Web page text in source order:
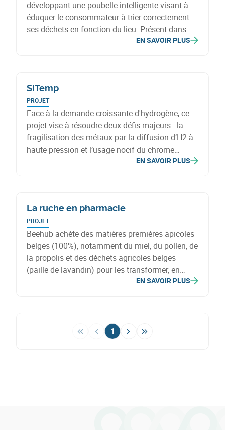
développant une poubelle intelligente visant à
éduquer le consommateur à trier correctement
ses déchets en fonction du lieu. Présent dans
plusieurs secteurs, Neurogreen répond à une
production.
EN SAVOIR PLUS
SiTemp
PROJET
Face à la demande croissante d'hydrogène, ce
projet vise à résoudre deux défis majeurs : la
fragilisation des métaux par la diffusion d’H2 à
haute pression et l’usage nocif du chrome
hexavalent contre la corrosion. Il développe un
solvants.
EN SAVOIR PLUS
La ruche en pharmacie
PROJET
Beehub achète des matières premières apicoles
belges (100%), notamment du miel, du pollen, de
la propolis et des déchets agricoles belges
(paille de lavandin) pour les transformer, en
exporter les principes actifs et lesEN SAVOIR PLUS
Première page
Page précédente
Afficher la page
1 Page suivante
Dernière page